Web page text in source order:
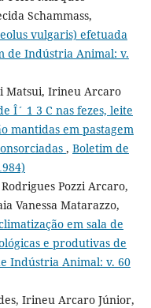
Schammass,
vulgaris) efetuada
de Indústria Animal: v.
Matsui, Irineu Arcaro
Î´ 1 3 C nas fezes, leite
mantidas em pastagem
, Boletim de
Pozzi Arcaro,
Vanessa Matarazzo,
em sala de
e produtivas de
Indústria Animal: v. 60
Irineu Arcaro Júnior,